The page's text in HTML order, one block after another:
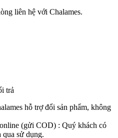
liên hệ với Chalames.
trả
hỗ trợ đổi sản phẩm, không
(gửi COD) : Quý khách có
qua sử dụng.